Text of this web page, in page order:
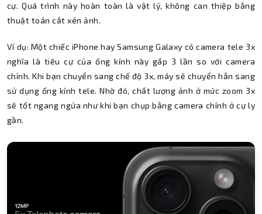
cự. Quá trình này hoàn toàn là vật lý, không can thiệp bằng
thuật toán cắt xén ảnh.
Ví dụ: Một chiếc iPhone hay Samsung Galaxy có camera tele 3x
nghĩa là tiêu cự của ống kính này gấp 3 lần so với camera
chính. Khi bạn chuyển sang chế độ 3x, máy sẽ chuyển hẳn sang
sử dụng ống kính tele. Nhờ đó, chất lượng ảnh ở mức zoom 3x
sẽ tốt ngang ngửa như khi bạn chụp bằng camera chính ở cự ly
gần.